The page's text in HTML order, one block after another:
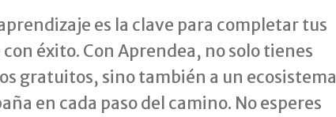
es la clave para completar tus
éxito. Con Aprendea, no solo tienes
gratuitos, sino también a un ecosistema
en cada paso del camino. No esperes